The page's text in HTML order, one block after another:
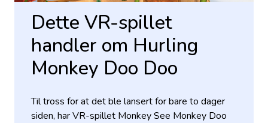
Dette VR-spillet
handler om Hurling
Monkey Doo Doo
Til tross for at det ble lansert for bare to dager
siden, har VR-spillet Monkey See Monkey Doo